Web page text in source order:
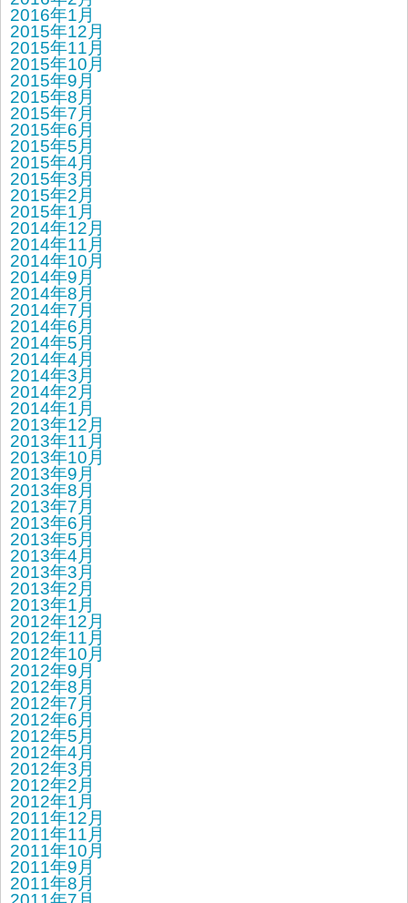
2016年1月
2015年12月
2015年11月
2015年10月
2015年9月
2015年8月
2015年7月
2015年6月
2015年5月
2015年4月
2015年3月
2015年2月
2015年1月
2014年12月
2014年11月
2014年10月
2014年9月
2014年8月
2014年7月
2014年6月
2014年5月
2014年4月
2014年3月
2014年2月
2014年1月
2013年12月
2013年11月
2013年10月
2013年9月
2013年8月
2013年7月
2013年6月
2013年5月
2013年4月
2013年3月
2013年2月
2013年1月
2012年12月
2012年11月
2012年10月
2012年9月
2012年8月
2012年7月
2012年6月
2012年5月
2012年4月
2012年3月
2012年2月
2012年1月
2011年12月
2011年11月
2011年10月
2011年9月
2011年8月